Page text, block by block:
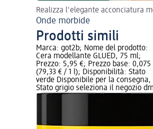
Realizza l'elegante acconciatura
Onde morbide
Prodotti simili
Marca: got2b; Nome del prodotto:
Cera modellante GLUED, 75 ml;
Prezzo: 5,95 €; Prezzo base: 0,075
(79,33 € / 1 l); Disponibilità: Stato
verde Disponibile per la consegna,
Stato grigio seleziona il negozio